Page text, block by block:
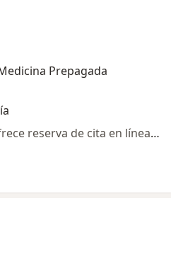
Prepagada
Este especialista no ofrece reserva de cita en línea en esta dirección.